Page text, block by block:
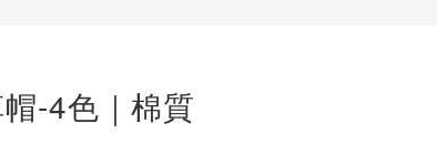
-4色｜棉質